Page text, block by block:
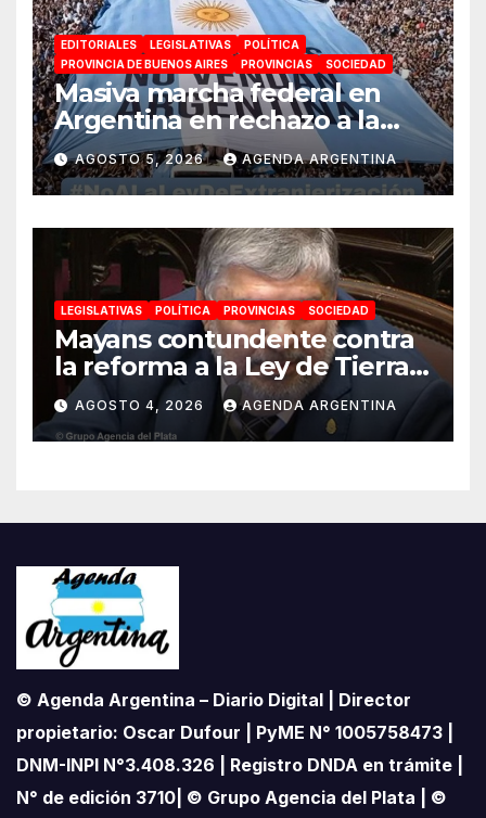
EDITORIALES LEGISLATIVAS
POLÍTICA
PROVINCIA DE BUENOS AIRES
PROVINCIAS SOCIEDAD
Masiva marcha federal en
Argentina en rechazo a la
reforma de la Ley de Tierras
impulsada por Milei: «La
soberanía no se negocia»
AGOSTO 5, 2026 AGENDA ARGENTINA
LEGISLATIVAS POLÍTICA PROVINCIAS SOCIEDAD
Mayans contundente contra
la reforma a la Ley de Tierras:
«Esta ley vende el país»
AGOSTO 4, 2026 AGENDA ARGENTINA
© Agenda Argentina – Diario Digital | Director
propietario: Oscar Dufour | PyME N° 1005758473 |
DNM-INPI N°3.408.326 | Registro DNDA en trámite |
N° de edición 3710| © Grupo Agencia del Plata | ©